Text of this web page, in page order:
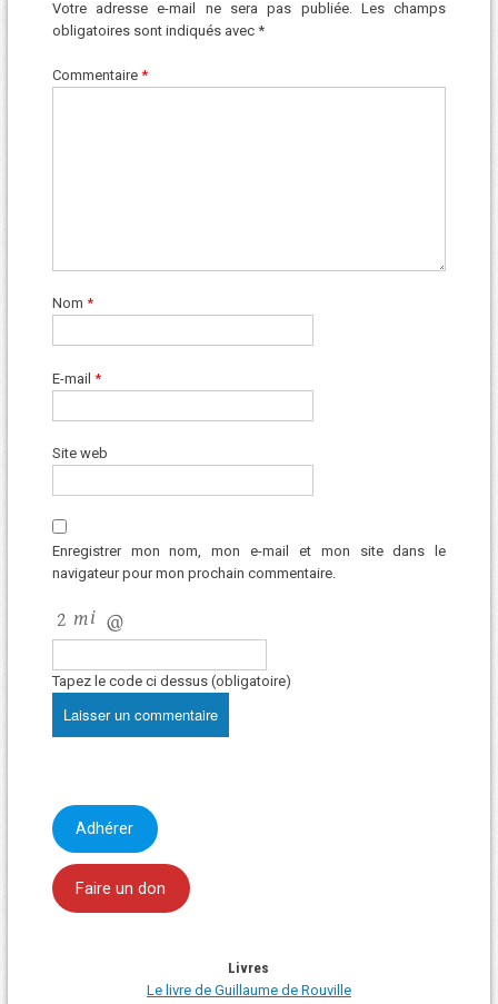
Votre adresse e-mail ne sera pas publiée. Les champs
obligatoires sont indiqués avec *
Commentaire *
Nom *
E-mail *
Site web
Enregistrer mon nom, mon e-mail et mon site dans le
navigateur pour mon prochain commentaire.
Tapez le code ci dessus (obligatoire)
Adhérer
Faire un don
Livres
Le livre de Guillaume de Rouville